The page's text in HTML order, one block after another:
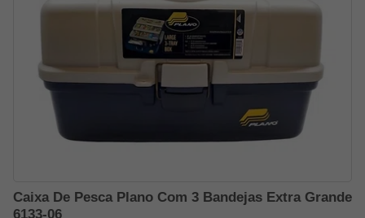
Caixa De Pesca Plano Com 3 Bandejas Extra Grande
6133-06